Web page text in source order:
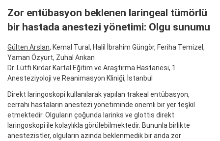
Zor entübasyon beklenen laringeal tümörlü
bir hastada anestezi yönetimi: Olgu sunumu
Gülten Arslan, Kemal Tural, Halil İbrahim Güngör, Feriha Temizel,
Yaman Özyurt, Zuhal Arıkan
Dr. Lütfi Kırdar Kartal Eğitim ve Araştırma Hastanesi, 1.
Anesteziyoloji ve Reanimasyon Kliniği, İstanbul
Direkt laringoskopi kullanılarak yapılan trakeal entübasyon,
cerrahi hastaların anestezi yönetiminde önemli bir yer teşkil
etmektedir. Olguların çoğunda larinks ve glottis direkt
laringoskopi ile kolaylıkla görülebilmektedir. Bununla birlikte
anestezistler, olguların azında beklenmedik bir anda zor